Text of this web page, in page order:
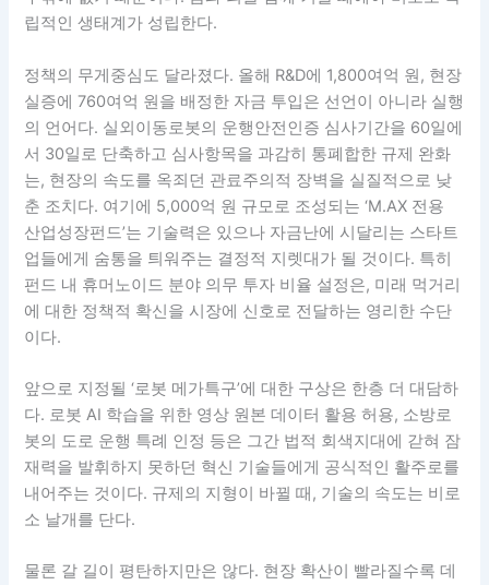
립적인 생태계가 성립한다.
정책의 무게중심도 달라졌다. 올해 R&D에 1,800여억 원, 현장
실증에 760여억 원을 배정한 자금 투입은 선언이 아니라 실행
의 언어다. 실외이동로봇의 운행안전인증 심사기간을 60일에
서 30일로 단축하고 심사항목을 과감히 통폐합한 규제 완화
는, 현장의 속도를 옥죄던 관료주의적 장벽을 실질적으로 낮
춘 조치다. 여기에 5,000억 원 규모로 조성되는 ‘M.AX 전용
산업성장펀드’는 기술력은 있으나 자금난에 시달리는 스타트
업들에게 숨통을 틔워주는 결정적 지렛대가 될 것이다. 특히
펀드 내 휴머노이드 분야 의무 투자 비율 설정은, 미래 먹거리
에 대한 정책적 확신을 시장에 신호로 전달하는 영리한 수단
이다.
앞으로 지정될 ‘로봇 메가특구’에 대한 구상은 한층 더 대담하
다. 로봇 AI 학습을 위한 영상 원본 데이터 활용 허용, 소방로
봇의 도로 운행 특례 인정 등은 그간 법적 회색지대에 갇혀 잠
재력을 발휘하지 못하던 혁신 기술들에게 공식적인 활주로를
내어주는 것이다. 규제의 지형이 바뀔 때, 기술의 속도는 비로
소 날개를 단다.
물론 갈 길이 평탄하지만은 않다. 현장 확산이 빨라질수록 데